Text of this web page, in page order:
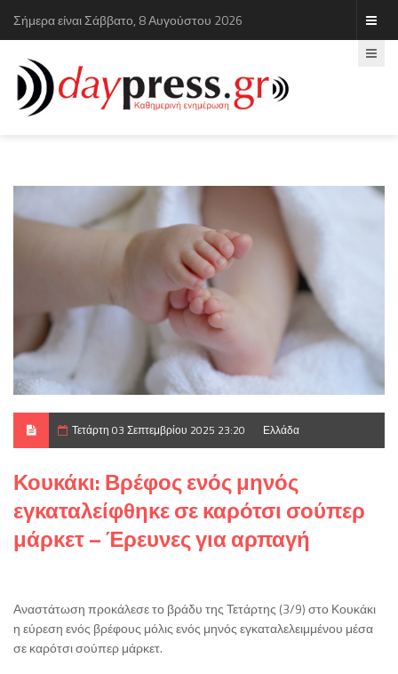
Σήμερα είναι Σάββατο, 8 Αυγούστου 2026
Τετάρτη 03 Σεπτεμβρίου 2025 23:20 Ελλάδα
Κουκάκι: Βρέφος ενός μηνός
εγκαταλείφθηκε σε καρότσι σούπερ
μάρκετ – Έρευνες για αρπαγή
Αναστάτωση προκάλεσε το βράδυ της Τετάρτης (3/9) στο Κουκάκι
η εύρεση ενός βρέφους μόλις ενός μηνός εγκαταλελειμμένου μέσα
σε καρότσι σούπερ μάρκετ.